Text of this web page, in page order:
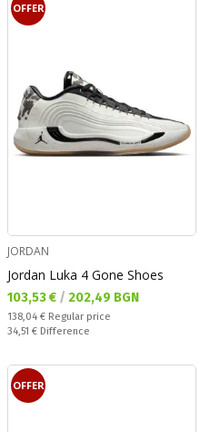
OFFER
JORDAN
Jordan Luka 4 Gone Shoes
Текуща цена:
103,53 € / 202,49 BGN
Regular price:
138,04 € Regular price
Спестявате:
34,51 € Difference
OFFER